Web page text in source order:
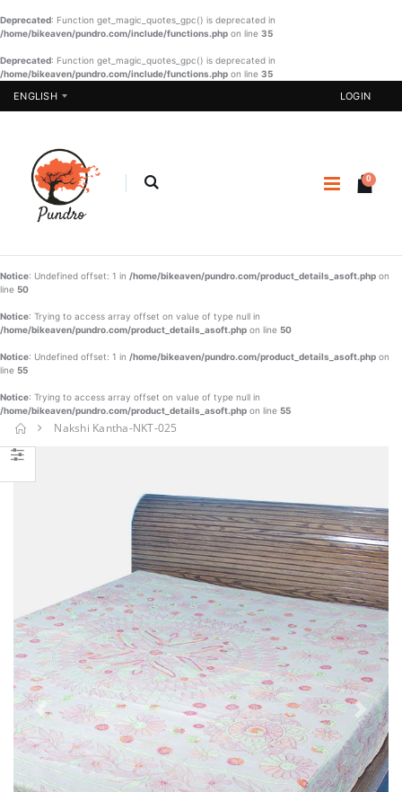
Deprecated: Function get_magic_quotes_gpc() is deprecated in
/home/bikeaven/pundro.com/include/functions.php on line 35
Deprecated: Function get_magic_quotes_gpc() is deprecated in
/home/bikeaven/pundro.com/include/functions.php on line 35
ENGLISH LOGIN
0
Notice: Undefined offset: 1 in /home/bikeaven/pundro.com/product_details_asoft.php on
line 50
Notice: Trying to access array offset on value of type null in
/home/bikeaven/pundro.com/product_details_asoft.php on line 50
Notice: Undefined offset: 1 in /home/bikeaven/pundro.com/product_details_asoft.php on
line 55
Notice: Trying to access array offset on value of type null in
/home/bikeaven/pundro.com/product_details_asoft.php on line 55
Nakshi Kantha-NKT-025
Previous Next
Pakistani
One Piece -
07
BUY NOW
Nakshi
Kantha-
45.77
Designer
- 03
BLK-006
€ 37.23 €
BUY NOW
BUY NOW
Girls
Sharee-001
€ 21.90
BUY NOW
Boys
Panjabi Set
-002
€ 20.90
BUY NOW